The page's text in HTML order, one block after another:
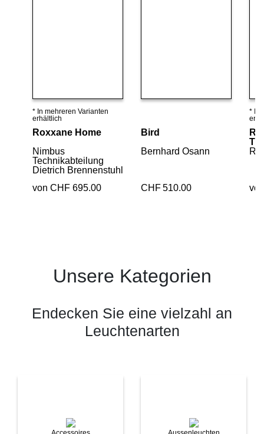
Details ansehen
* In mehreren Varianten
erhältlich
Roxxane Home
Nimbus
Technikabteilung
Dietrich Brennenstuhl
von CHF 695.00
Bird
Bernhard Osann
CHF510.00
* In
Unsere Kategorien
Endecken Sie eine vielzahl an
Leuchtenarten